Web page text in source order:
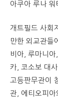
아쿠아 루나 워
개트필드 사회
만한 외교관들
비아, 루마니
카, 코소보 대
고등판무관이
관, 에티오피